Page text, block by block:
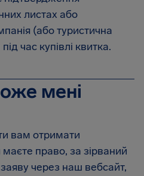
листах або
(або туристична
час купівлі квитка.
мені
вам отримати
право, за зірваний
через наш вебсайт,